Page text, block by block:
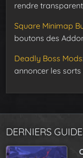
rendre
Square Minimap
boutons des
Deadly Boss Mods
annoncer les
DERNIERS